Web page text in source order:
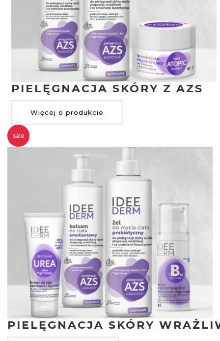
PIELĘGNACJA SKÓRY Z AZS
Więcej o produkcie
sale
PIELĘGNACJA SKÓRY